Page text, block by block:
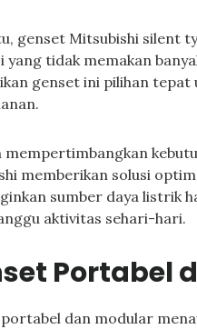
genset Mitsubishi silent
yang tidak memakan
genset ini pilihan tepat
mempertimbangkan
memberikan solusi
sumber daya listrik
aktivitas sehari-hari.
Portabel
dan modular